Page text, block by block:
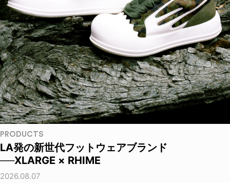
PRODUCTS
LA発の新世代フットウェアブランド
──XLARGE × RHIME
2026.08.07